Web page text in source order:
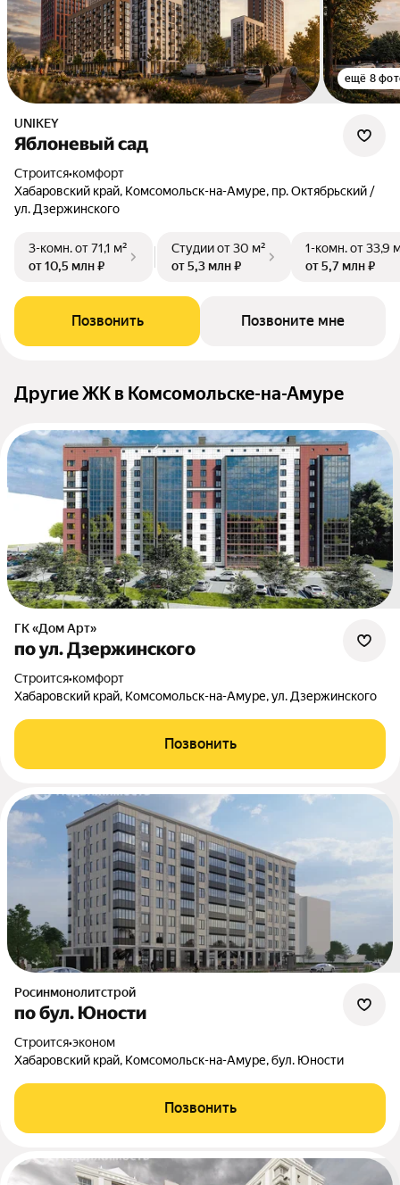
ещё 8
UNIKEY
Яблоневый сад
Строится•комфорт
Хабаровский край, Комсомольск-на-Амуре, пр. Октябрьский /
ул. Дзержинского
3-комн.от 71,1 м²
от 10,5 млн ₽
Студииот 30 м²
от 5,3 млн ₽
1-комн.от 33,9
от 5,7 млн ₽
Позвонить Позвоните мне
Другие ЖК в Комсомольске-на-Амуре
ГК «Дом Арт»
по ул. Дзержинского
Строится•комфорт
Хабаровский край, Комсомольск-на-Амуре, ул. Дзержинского
Позвонить
Росинмонолитстрой
по бул. Юности
Строится•эконом
Хабаровский край, Комсомольск-на-Амуре, бул. Юности
Позвонить